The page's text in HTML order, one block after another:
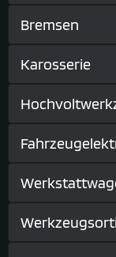
Bremsen
Karosserie